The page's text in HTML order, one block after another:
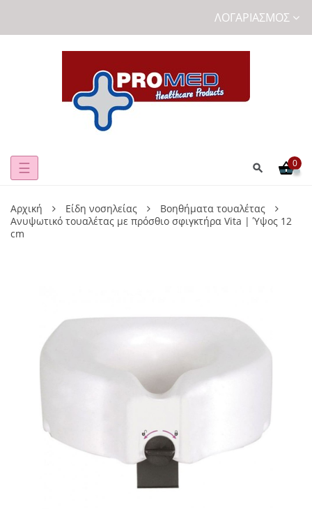
ΛΟΓΑΡΙΑΣΜΌΣ
Toggle
☰ 0
Αρχική Είδη νοσηλείας
Βοηθήματα τουαλέτας
Ανυψωτικό τουαλέτας με πρόσθιο σφιγκτήρα Vita | Ύψος 12
cm